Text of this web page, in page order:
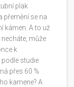
plak
přemění se na
kámen. A to už
může
k
studie
přes 60 %
kamene? A